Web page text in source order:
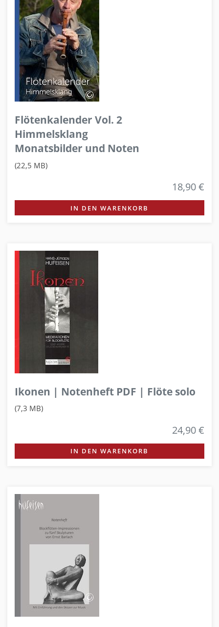
Flötenkalender Vol. 2
Himmelsklang
Monatsbilder und Noten
(22,5 MB)
18,90 €
IN DEN WARENKORB
Ikonen | Notenheft PDF | Flöte solo
(7,3 MB)
24,90 €
IN DEN WARENKORB